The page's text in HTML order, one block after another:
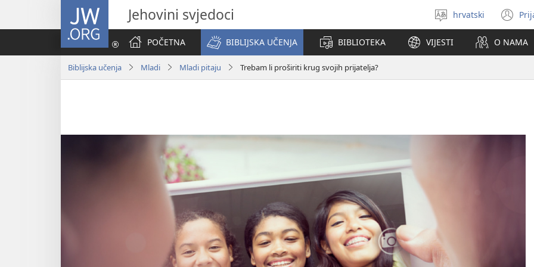
JW.ORG Jehovini svjedoci
Izaberi
jezik
hrvatski
se
novi
POČETNA
BIBLIJSKA UČENJA BIBLIOTEKA VIJESTI O NAMA
Biblijska učenja Mladi Mladi pitaju Trebam li proširiti krug svojih prijatelja?